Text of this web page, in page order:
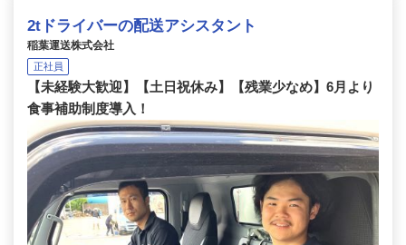
2tドライバーの配送アシスタント
稲葉運送株式会社
正社員
【未経験大歓迎】【土日祝休み】【残業少なめ】6月より
食事補助制度導入！